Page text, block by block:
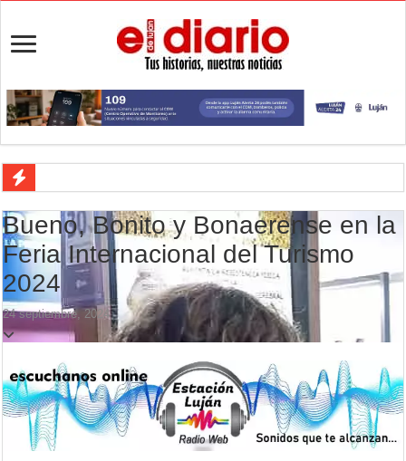
Ronda de Negocios: Luján reunió a pymes bonaerenses con
Desbaratan un punto de venta de drogas en el barrio Padre Varela y
Campeonato TC JK: Diego Cordone se quedó con una gran victoria
Jubilación en Argentina: qué requisitos exige ANSES para acceder al
Opinión: Buscando una mejor educación ambiental
La 5° edición del festival de cine en Luján es una apuesta al arte
Agenda del Teatro Trinidad Guevara: agosto llega con una cartelera
ANMAT retiró productos tras detectar un robo que compromete su
Bueno, Bonito y Bonaerense en la
Feria Internacional del Turismo
2024
24 septiembre, 2024